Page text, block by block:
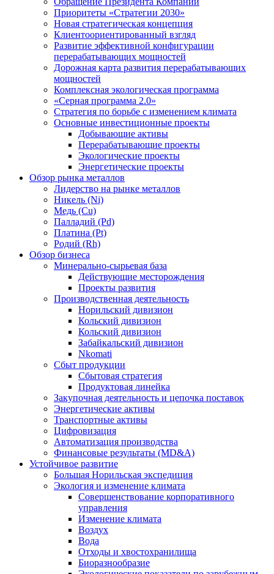
Приоритеты «Стратегии 2030»
Новая стратегическая концепция
Клиентоориентированный взгляд
Развитие эффективной конфигурации
перерабатывающих мощностей
Дорожная карта развития перерабатывающих
мощностей
Комплексная экологическая программа
«Серная программа 2.0»
Стратегия по борьбе с изменением климата
Основные инвестиционные проекты
Добывающие активы
Перерабатывающие проекты
Экологические проекты
Энергетические проекты
Обзор рынка металлов
Лидерство на рынке металлов
Никель (Ni)
Медь (Cu)
Палладий (Pd)
Платина (Pt)
Родий (Rh)
Обзор бизнеса
Минерально-сырьевая база
Действующие месторождения
Проекты развития
Производственная деятельность
Норильский дивизион
Кольский дивизион
Кольский дивизион
Забайкальский дивизион
Nkomati
Сбыт продукции
Сбытовая стратегия
Продуктовая линейка
Закупочная деятельность и цепочка поставок
Энергетические активы
Транспортные активы
Цифровизация
Автоматизация производства
Финансовые результаты (MD&A)
Устойчивое развитие
Большая Норильская экспедиция
Экология и изменение климата
Совершенствование корпоративного
управления
Изменение климата
Воздух
Вода
Отходы и хвостохранилища
Биоразнообразие